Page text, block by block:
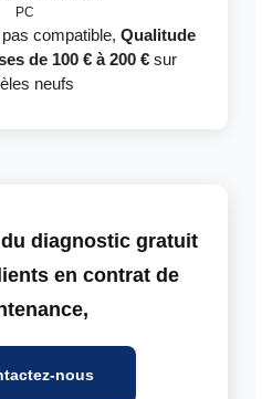
compatible, Qualitude
de 100 € à 200 € sur
neufs
diagnostic gratuit
en contrat de
nous